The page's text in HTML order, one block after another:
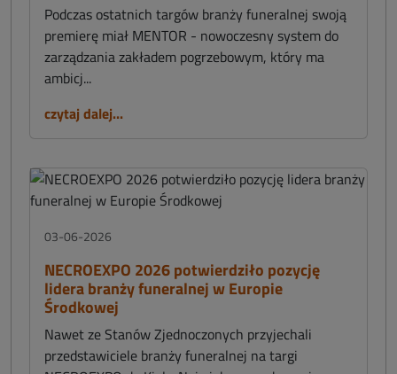
Podczas ostatnich targów branży funeralnej swoją
premierę miał MENTOR - nowoczesny system do
zarządzania zakładem pogrzebowym, który ma
ambicj...
czytaj dalej...
03-06-2026
NECROEXPO 2026 potwierdziło pozycję
lidera branży funeralnej w Europie
Środkowej
Nawet ze Stanów Zjednoczonych przyjechali
przedstawiciele branży funeralnej na targi